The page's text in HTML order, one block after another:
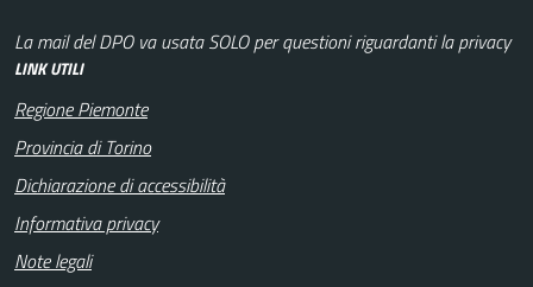
La mail del DPO va usata SOLO per questioni riguardanti la privacy
LINK UTILI
Regione Piemonte
Provincia di Torino
Dichiarazione di accessibilità
Informativa privacy
Note legali